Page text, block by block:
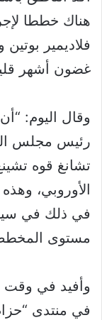
هناك خططا
فلاديمير
غضون أشهر
وقال اليوم:
رئيس مجلس
تشانغ قوه
الأوروبي،
في ذلك في
مستوى المخطط
وأفيد في وقت
في منتدى